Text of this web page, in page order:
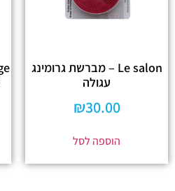
Le salon – מברשת גרומינג
עגולה
₪30.00
הוספה לסל